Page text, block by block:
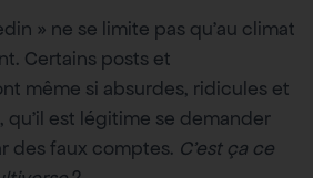
» ne se limite pas qu’au climat
Certains posts et
même si absurdes, ridicules et
est légitime se demander
des faux comptes. C’est ça ce